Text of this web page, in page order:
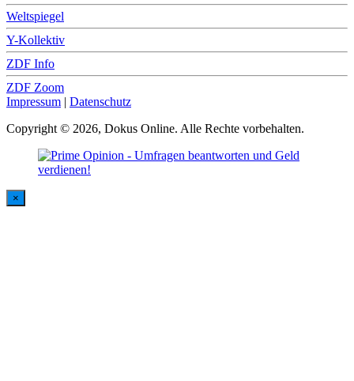
Weltspiegel
Y-Kollektiv
ZDF Info
ZDF Zoom
Impressum | Datenschutz
Copyright © 2026, Dokus Online. Alle Rechte vorbehalten.
×